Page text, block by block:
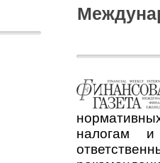
налогам